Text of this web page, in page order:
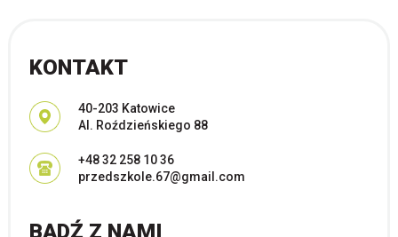
KONTAKT
Adres pocztowy:
40-203 Katowice
Al. Roździeńskiego 88
+48 32 258 10 36
przedszkole.67@gmail.com
BĄDŹ Z NAMI